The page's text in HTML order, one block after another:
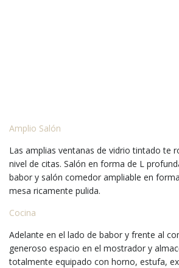
Amplio Salón
Las amplias ventanas de vidrio tintado te
nivel de citas. Salón en forma de L
babor y salón comedor ampliable en
mesa ricamente pulida.
Cocina
Adelante en el lado de babor y frente al
generoso espacio en el mostrador y
totalmente equipado con horno, estufa,